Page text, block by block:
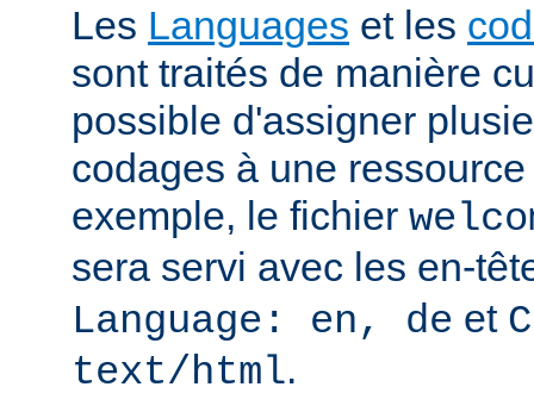
Les Languages et les
sont traités de manière
possible d'assigner
codages à une
exemple, le fichier
sera servi avec les en-
Language: en, de et
text/html.